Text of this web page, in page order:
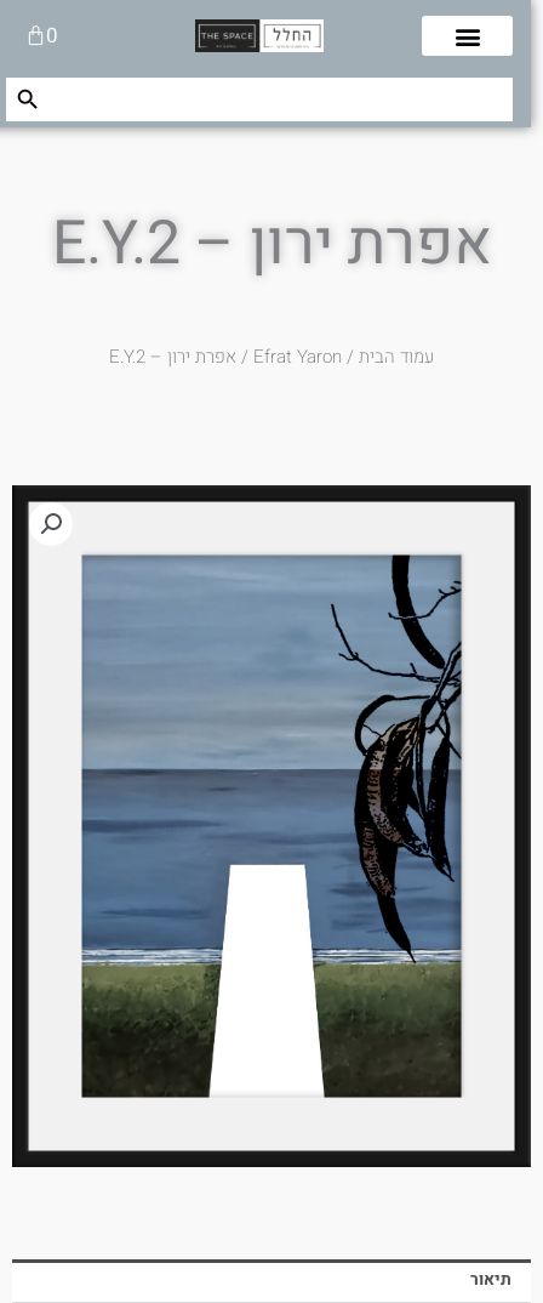
0עגלת
קניות
Search
Search Button
אפרת ירון – E.Y.2
עמוד הבית/
Efrat Yaron/ אפרת ירון – E.Y.2
תיאור